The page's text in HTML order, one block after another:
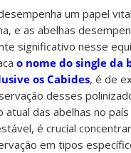
um papel
e as abelhas
significativo nesse
o nome do single da
os Cabides, é de
desses
atual das abelhas no
é crucial concentrar
em tipos